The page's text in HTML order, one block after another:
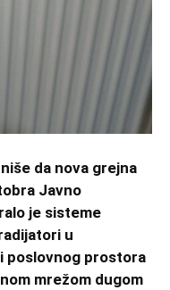
da nova grejna
Javno
je sisteme
u
poslovnog prostora
mrežom dugom